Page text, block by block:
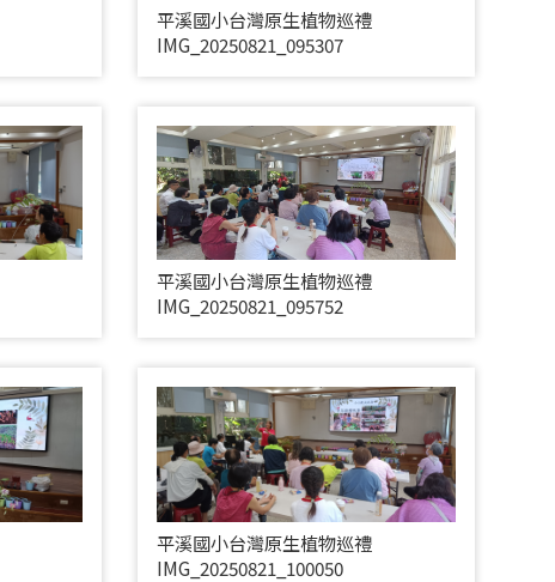
平溪國小台灣原生植物巡禮
IMG_20250821_095307
平溪國小台灣原生植物巡禮
IMG_20250821_095752
平溪國小台灣原生植物巡禮
IMG_20250821_100050